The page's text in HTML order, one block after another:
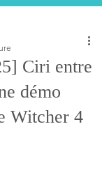
Ciri entre
démo
Witcher 4